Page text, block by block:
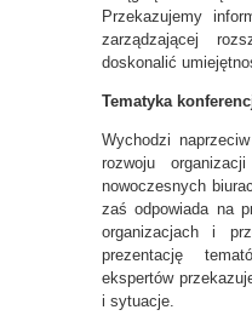
Przekazujemy
zarządzającej
doskonalić
Tematyka
Wychodzi
rozwoju
nowoczesnych
zaś odpowiada na
organizacjach i
prezentację
ekspertów
i sytuacje.